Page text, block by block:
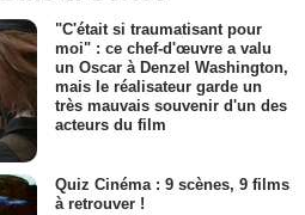
"C'était si traumatisant pour
moi" : ce chef-d'œuvre a valu
un Oscar à Denzel Washington,
mais le réalisateur garde un
très mauvais souvenir d'un des
acteurs du film
Quiz Cinéma : 9 scènes, 9 films
à retrouver !